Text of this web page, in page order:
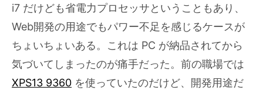
i7 だけども省電力プロセッサということもあり、
Web開発の用途でもパワー不足を感じるケースが
ちょいちょいある。これは PC が納品されてから
気づいてしまったのが痛手だった。前の職場では
XPS13 9360 を使っていたのだけど、開発用途だ